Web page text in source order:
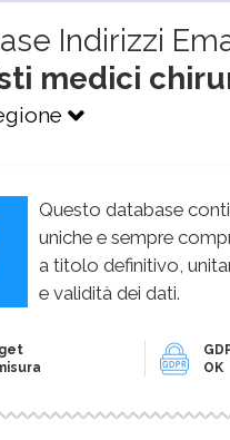
Indirizzi
medici
Questo database
uniche e sempre
a titolo definitivo,
e validità dei dati.
OK